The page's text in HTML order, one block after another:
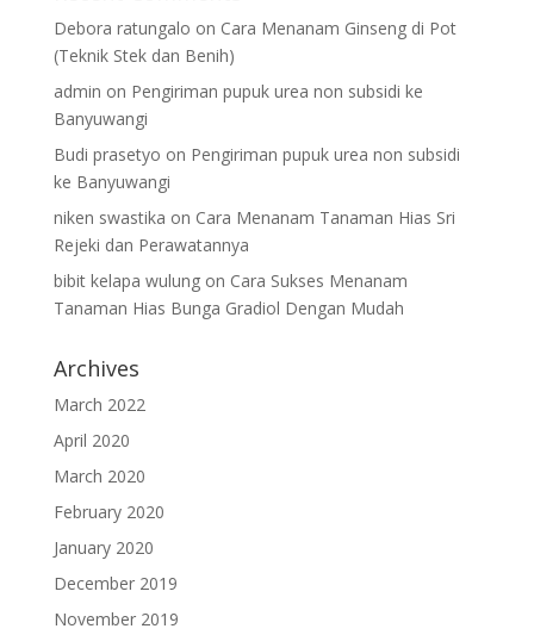
Debora ratungalo on Cara Menanam Ginseng di Pot
(Teknik Stek dan Benih)
admin on Pengiriman pupuk urea non subsidi ke
Banyuwangi
Budi prasetyo on Pengiriman pupuk urea non subsidi
ke Banyuwangi
niken swastika on Cara Menanam Tanaman Hias Sri
Rejeki dan Perawatannya
bibit kelapa wulungon Cara Sukses Menanam
Tanaman Hias Bunga Gradiol Dengan Mudah
Archives
March 2022
April 2020
March 2020
February 2020
January 2020
December 2019
November 2019